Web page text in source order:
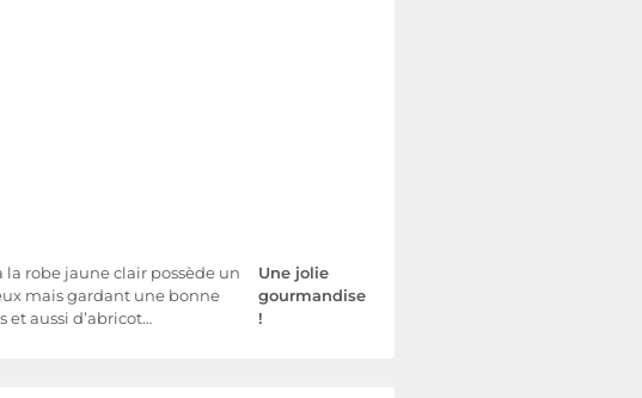
la robe jaune clair possède un
mais gardant une bonne
et aussi d’abricot…
Une jolie
gourmandise
!